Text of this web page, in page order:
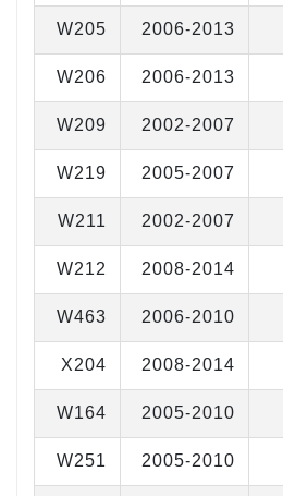
2006-2013
W205
2006-2013
W206
2002-2007
W209
2005-2007
W219
2002-2007
W211
2008-2014
W212
2006-2010
W463
2008-2014
X204
2005-2010
W164
2005-2010
W251